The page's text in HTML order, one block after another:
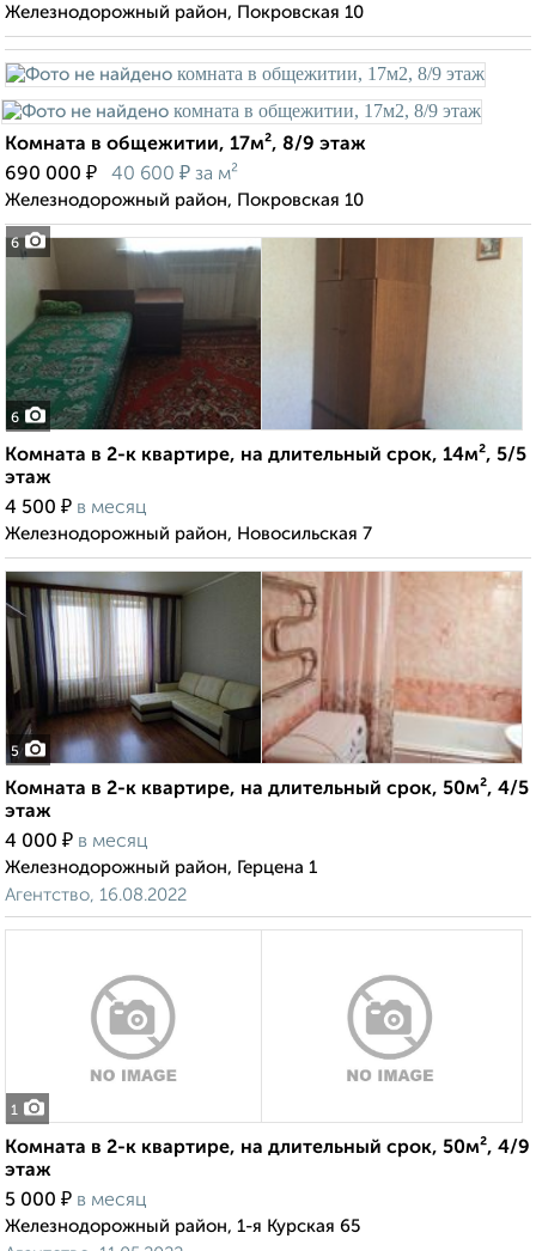
Железнодорожный район, Покровская 10
6
Комната в общежитии, 17м², 8/9 этаж
690 000 ₽ 40 600 ₽ за м²
Железнодорожный район, Покровская 10
6
Комната в 2-к квартире, на длительный срок, 14м², 5/5
этаж
4 500 ₽ в месяц
Железнодорожный район, Новосильская 7
5
Комната в 2-к квартире, на длительный срок, 50м², 4/5
этаж
4 000 ₽ в месяц
Железнодорожный район, Герцена 1
Агентство, 16.08.2022
1
Комната в 2-к квартире, на длительный срок, 50м², 4/9
этаж
5 000 ₽ в месяц
Железнодорожный район, 1-я Курская 65